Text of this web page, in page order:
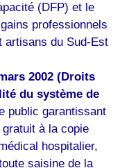
(DFP) et le
professionnels
artisans du Sud-Est
2002 (Droits
du système de
public garantissant
gratuit à la copie
hospitalier,
saisine de la